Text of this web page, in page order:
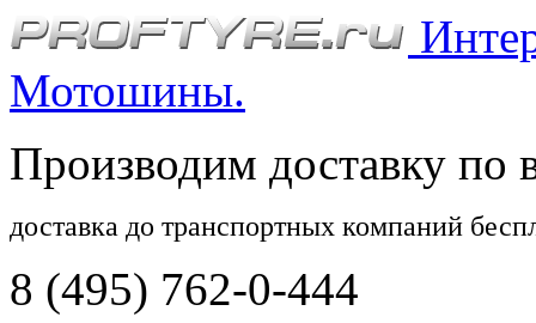
Мотошины.
Производим доставку по
доставка до транспортных компаний
8 (495) 762-0-444